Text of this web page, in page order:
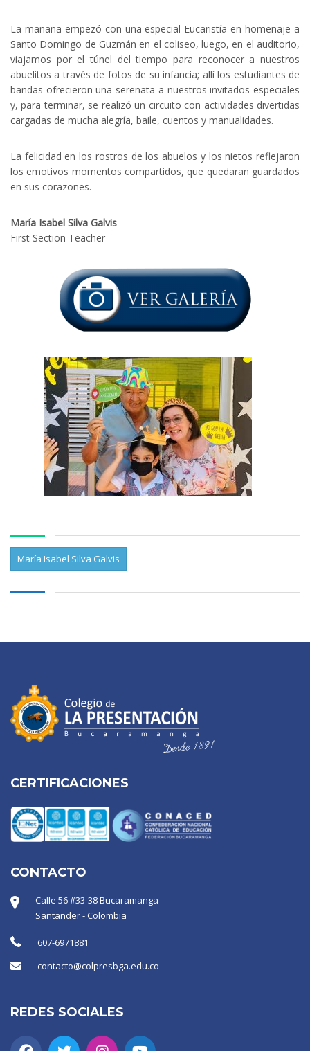
La mañana empezó con una especial Eucaristía en homenaje a
Santo Domingo de Guzmán en el coliseo, luego, en el auditorio,
viajamos por el túnel del tiempo para reconocer a nuestros
abuelitos a través de fotos de su infancia; allí los estudiantes de
bandas ofrecieron una serenata a nuestros invitados especiales
y, para terminar, se realizó un circuito con actividades divertidas
cargadas de mucha alegría, baile, cuentos y manualidades.
La felicidad en los rostros de los abuelos y los nietos reflejaron
los emotivos momentos compartidos, que quedaran guardados
en sus corazones.
María Isabel Silva Galvis
First Section Teacher
María Isabel Silva Galvis
CERTIFICACIONES
CONTACTO
Calle 56 #33-38 Bucaramanga -
Santander - Colombia
607-6971881
contacto@colpresbga.edu.co
REDES SOCIALES